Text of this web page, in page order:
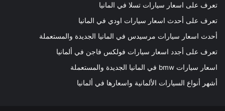
تعرف على اسعار سيارات تسلا في المانيا
تعرف على أحدث اسعار سيارات اودي في المانيا
أحدث اسعار سيارات مرسيدس في المانيا الجديدة والمستعملة
تعرف على أجدد اسعار سيارات فولكس فاجن في ألمانيا
اسعار سيارات bmw في المانيا الجديدة والمستعملة
أشهر أنواع السيارات الألمانية واسعارها في ألمانيا